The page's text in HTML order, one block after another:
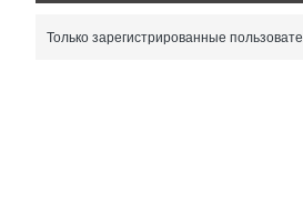
Только зарегистрированные